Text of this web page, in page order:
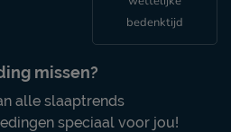
bedenktijd
missen?
alle slaaptrends
speciaal voor jou!